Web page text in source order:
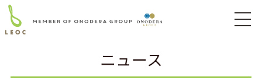
ニュース